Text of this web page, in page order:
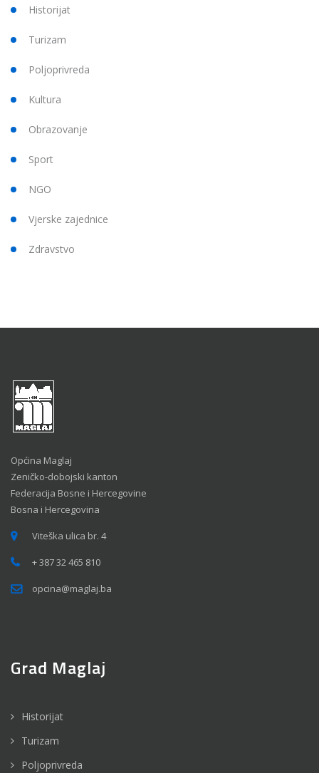
Historijat
Turizam
Poljoprivreda
Kultura
Obrazovanje
Sport
NGO
Vjerske zajednice
Zdravstvo
Općina Maglaj
Zeničko-dobojski kanton
Federacija Bosne i Hercegovine
Bosna i Hercegovina
Viteška ulica br. 4
+ 387 32 465 810
opcina@maglaj.ba
Grad Maglaj
Historijat
Turizam
Poljoprivreda